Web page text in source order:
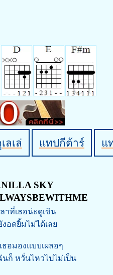
ลเล่ แทปกีต้าร์ แ
SKY
าที่เธอน่ะดูเขิน
อดยิ้มไม่ได้เลย
ธอมองแบบเผลอๆ
ก็ หวั่นไหวไปไม่เป็น